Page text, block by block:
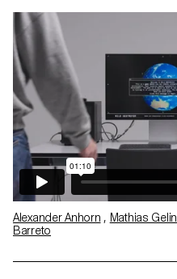
Alexander Anhorn , Mathias Gelin
Barreto